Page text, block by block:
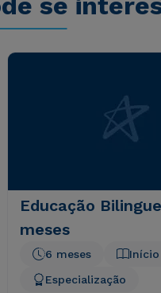
Educação
meses
6 meses
Especialização